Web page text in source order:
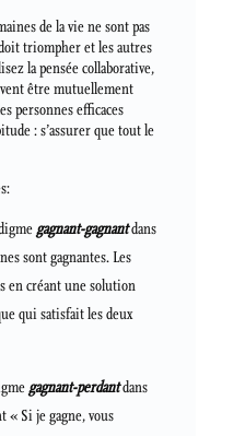
de la vie ne sont pas
triompher et les autres
la pensée collaborative,
être mutuellement
personnes efficaces
: s’assurer que tout le
gagnant-gagnantdans
sont gagnantes. Les
en créant une solution
qui satisfait les deux
gagnant-perdantdans
« Si je gagne, vous